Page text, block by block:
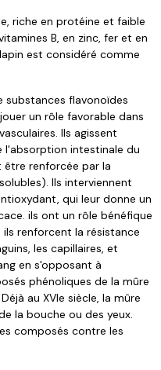
riche en protéine et faible
B, en zinc, fer et en
est considéré comme
substances flavonoïdes
un rôle favorable dans
Ils agissent
l'absorption intestinale du
renforcée par la
Ils interviennent
qui leur donne un
ils ont un rôle bénéfique
ils renforcent la résistance
les capillaires, et
en s'opposant à
phénoliques de la mûre
au XVIe siècle, la mûre
la bouche ou des yeux.
composés contre les